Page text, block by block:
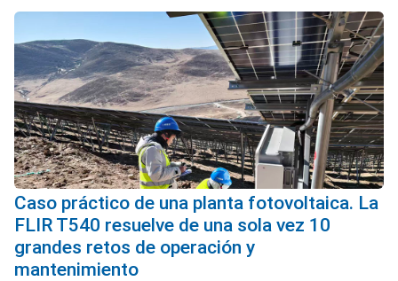
Caso práctico de una planta fotovoltaica. La
FLIR T540 resuelve de una sola vez 10
grandes retos de operación y
mantenimiento